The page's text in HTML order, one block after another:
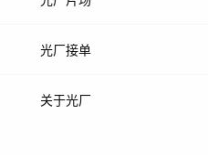
上传案例
光厂接单
上架服务
关于光厂